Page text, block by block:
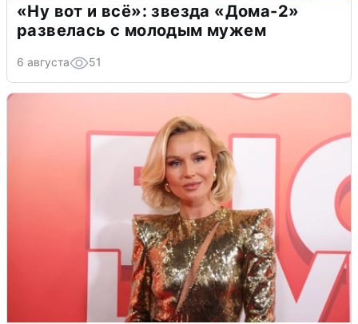
«Ну вот и всё»: звезда «Дома-2»
развелась с молодым мужем
6 августа 51